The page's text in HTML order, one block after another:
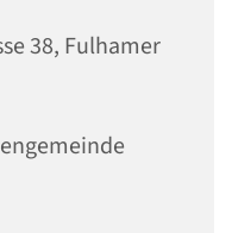
38, Fulhamer